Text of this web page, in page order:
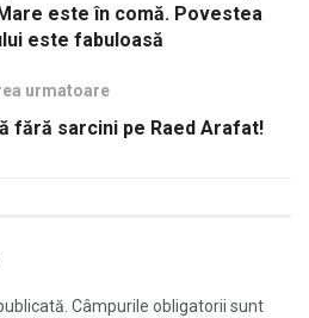
este în comă. Povestea
este fabuloasă
urmatoare
fără sarcini pe Raed Arafat!
Câmpurile obligatorii sunt